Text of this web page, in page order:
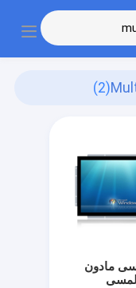
(2)
مادون
لمسی